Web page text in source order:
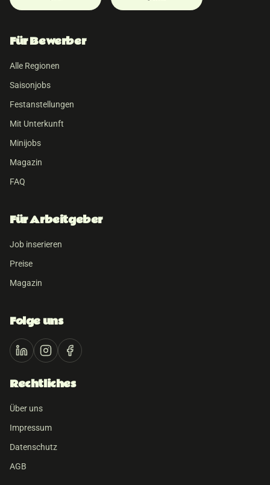
Für Bewerber
Alle Regionen
Saisonjobs
Festanstellungen
Mit Unterkunft
Minijobs
Magazin
FAQ
Für Arbeitgeber
Job inserieren
Preise
Magazin
Folge uns
Rechtliches
Über uns
Impressum
Datenschutz
AGB